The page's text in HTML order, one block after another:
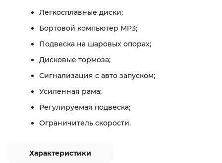
Легкосплавные диски;
Бортовой компьютер MP3;
Подвеска на шаровых опорах;
Дисковые тормоза;
Сигнализация с авто запуском;
Усиленная рама;
Регулируемая подвеска;
Ограничитель скорости.
Характеристики